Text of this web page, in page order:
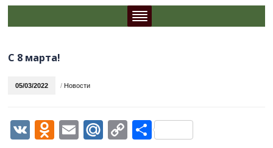
С 8 марта!
05/03/2022 / Новости
VK Odnoklassniki
EmailMail.Ru
CopyОтправить